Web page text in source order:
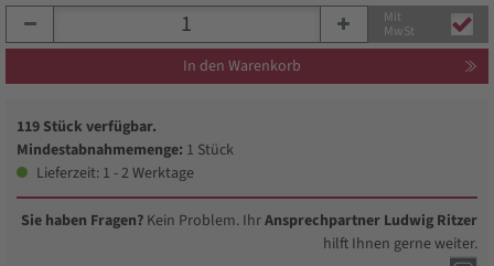
Mit
MwSt
In den Warenkorb
119 Stück verfügbar.
Mindestabnahmemenge: 1 Stück
Lieferzeit: 1 - 2 Werktage
Sie haben Fragen? Kein Problem. IhrAnsprechpartner Ludwig Ritzer
hilft Ihnen gerne weiter.